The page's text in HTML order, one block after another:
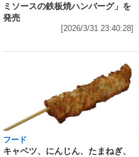
ミソースの鉄板焼ハンバーグ」を
発売
[2026/3/31 23:40:28]
フード
キャベツ、にんじん、たまねぎ、